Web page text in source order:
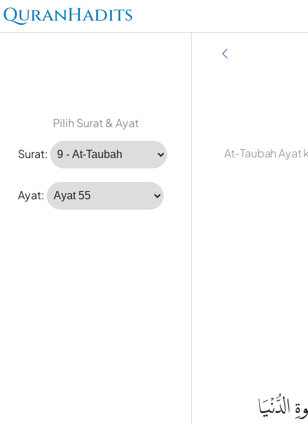
QuranHadits
Pilih Surat & Ayat
Surat:
Ayat:
At-Taubah Ayat
الدُّنْيَا